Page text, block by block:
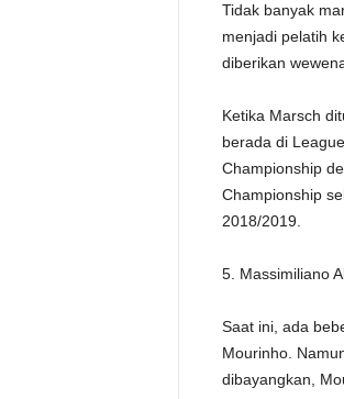
Tidak banyak
menjadi pelatih
diberikan
Ketika Marsch
berada di
Championship
Championship
2018/2019.
5. Massimiliano
Saat ini, ada
Mourinho.
dibayangkan,